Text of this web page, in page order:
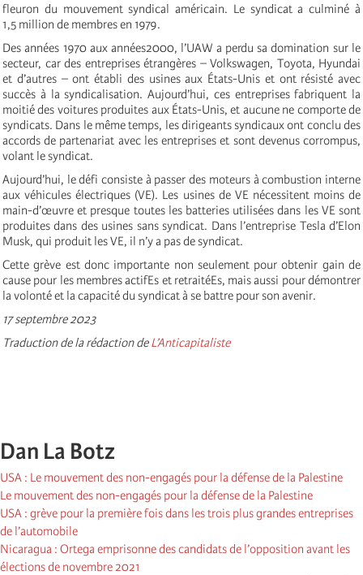
fleuron du mouvement syndical américain. Le syndicat a culminé à
1,5 million de membres en 1979.
Des années 1970 aux années2000, l’UAW a perdu sa domination sur le
secteur, car des entreprises étrangères – Volkswagen, Toyota, Hyundai
et d’autres – ont établi des usines aux États-Unis et ont résisté avec
succès à la syndicalisation. Aujourd’hui, ces entreprises fabriquent la
moitié des voitures produites aux États-Unis, et aucune ne comporte de
syndicats. Dans le même temps, les dirigeants syndicaux ont conclu des
accords de partenariat avec les entreprises et sont devenus corrompus,
volant le syndicat.
Aujourd’hui, le défi consiste à passer des moteurs à combustion interne
aux véhicules électriques (VE). Les usines de VE nécessitent moins de
main-d’œuvre et presque toutes les batteries utilisées dans les VE sont
produites dans des usines sans syndicat. Dans l’entreprise Tesla d’Elon
Musk, qui produit les VE, il n’y a pas de syndicat.
Cette grève est donc importante non seulement pour obtenir gain de
cause pour les membres actifEs et retraitéEs, mais aussi pour démontrer
la volonté et la capacité du syndicat à se battre pour son avenir.
17 septembre 2023
Traduction de la rédaction deL’Anticapitaliste
Dan La Botz
USA : Le mouvement des non-engagés pour la défense de la Palestine
Le mouvement des non-engagés pour la défense de la Palestine
USA : grève pour la première fois dans les trois plus grandes entreprises
de l’automobile
Nicaragua : Ortega emprisonne des candidats de l’opposition avant les
élections de novembre 2021